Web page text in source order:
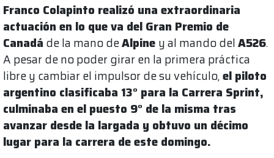
Franco Colapinto realizó una extraordinaria
actuación en lo que va del Gran Premio de
Canadá de la mano deAlpine y al mando delA526.
A pesar de no poder girar en la primera práctica
libre y cambiar el impulsor de su vehículo,el piloto
argentino clasificaba 13° para la Carrera Sprint,
culminaba en el puesto 9° de la misma tras
avanzar desde la largada y obtuvo un décimo
lugar para la carrera de este domingo.